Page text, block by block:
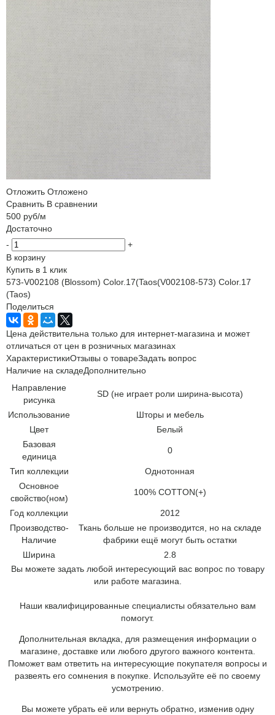
Отложить Отложено
Сравнить В сравнении
500 руб/м
Достаточно
-
+
В корзину
Купить в 1 клик
573-V002108 (Blossom) Color.17(Taos(V002108-573) Color.17
(Taos)
Поделиться
Цена действительна только для интернет-магазина и может
отличаться от цен в розничных магазинах
ХарактеристикиОтзывы о товареЗадать вопрос
Наличие на складеДополнительно
Направление
рисунка
SD (не играет роли ширина-высота)
Использование
Шторы и мебель
Цвет
Белый
Базовая
единица
0
Тип коллекции
Однотонная
Основное
свойство(ном)
100% COTTON(+)
Год коллекции
2012
Производство-
Наличие
Ткань больше не производится, но на складе
фабрики ещё могут быть остатки
Ширина
2.8
Вы можете задать любой интересующий вас вопрос по товару
или работе магазина.
Наши квалифицированные специалисты обязательно вам
помогут.
Дополнительная вкладка, для размещения информации о
магазине, доставке или любого другого важного контента.
Поможет вам ответить на интересующие покупателя вопросы и
развеять его сомнения в покупке. Используйте её по своему
усмотрению.
Вы можете убрать её или вернуть обратно, изменив одну